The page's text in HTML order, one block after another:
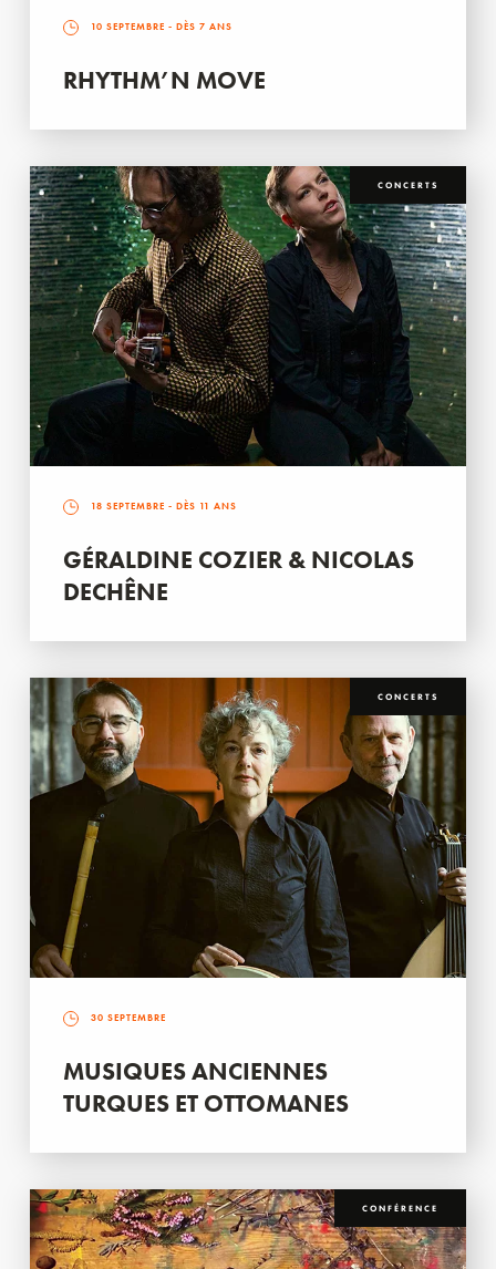
10 SEPTEMBRE - DÈS 7 ANS
RHYTHM’N MOVE
CONCERTS
18 SEPTEMBRE - DÈS 11 ANS
GÉRALDINE COZIER & NICOLAS
DECHÊNE
CONCERTS
30 SEPTEMBRE
MUSIQUES ANCIENNES
TURQUES ET OTTOMANES
CONFÉRENCE